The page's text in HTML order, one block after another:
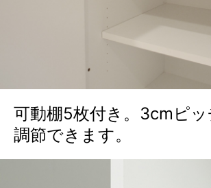
可動棚5枚付き。3cmピ
調節できます。